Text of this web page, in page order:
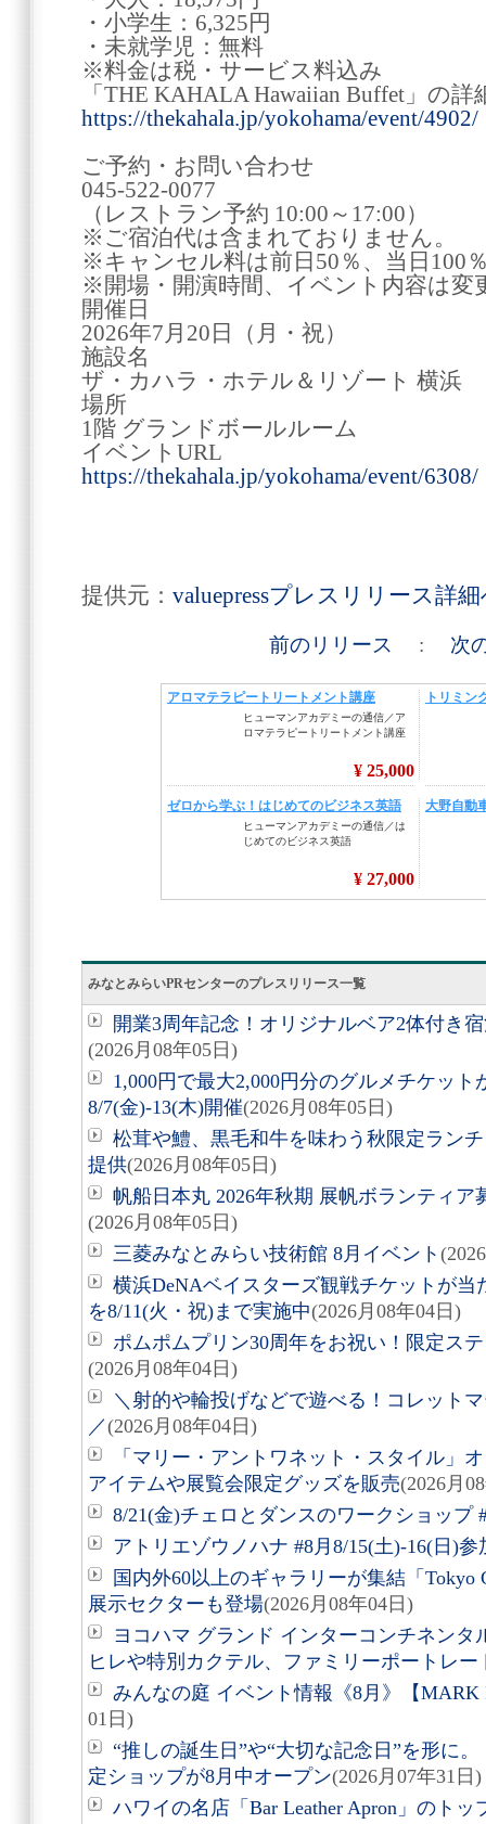
・小学生：6,325円
・未就学児：無料
※料金は税・サービス料込み
「THE KAHALA Hawaiian Buffet」の
https://thekahala.jp/yokohama/event/4902/
ご予約・お問い合わせ
045-522-0077
（レストラン予約 10:00～17:00）
※ご宿泊代は含まれておりません。
※キャンセル料は前日50％、当日100
※開場・開演時間、イベント内容は変
開催日
2026年7月20日（月・祝）
施設名
ザ・カハラ・ホテル＆リゾート 横浜
場所
1階 グランドボールルーム
イベントURL
https://thekahala.jp/yokohama/event/6308/
提供元： valuepressプレスリリース詳
前のリリース : 次
みなとみらいPRセンターのプレスリリース一覧
開業3周年記念！オリジナルベア2体付き
(2026月08年05日)
1,000円で最大2,000円分のグルメチケッ
8/7(金)-13(木)開催(2026月08年05日)
松茸や鱧、黒毛和牛を味わう秋限定ラン
提供(2026月08年05日)
帆船日本丸 2026年秋期 展帆ボランティア
(2026月08年05日)
三菱みなとみらい技術館 8月イベント
横浜DeNAベイスターズ観戦チケットが
を8/11(火・祝)まで実施中(2026月08年04日)
ポムポムプリン30周年をお祝い！限定ス
(2026月08年04日)
＼射的や輪投げなどで遊べる！コレット
／(2026月08年04日)
「マリー・アントワネット・スタイル」
アイテムや展覧会限定グッズを販売(2026月
8/21(金)チェロとダンスのワークショップ
アトリエゾウノハナ #8月8/15(土)-16(日)参
国内外60以上のギャラリーが集結「Tokyo
展示セクターも登場(2026月08年04日)
ヨコハマ グランド インターコンチネンタ
ヒレや特別カクテル、ファミリーポートレー
みんなの庭 イベント情報《8月》【MARK
01日)
“推しの誕生日”や“大切な記念日”を形に。
定ショップが8月中オープン(2026月07年31日)
ハワイの名店「Bar Leather Apron」のト